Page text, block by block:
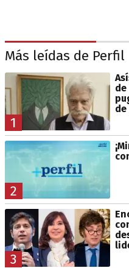
Más leídas de Perfil
1
2
3